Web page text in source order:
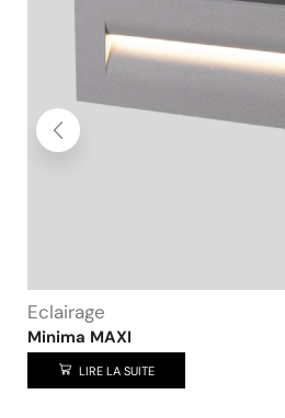
Eclairage
Minima MAXI
LIRE LA SUITE